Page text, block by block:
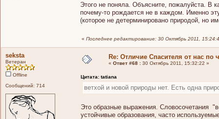
Этого не поняла. Объясните, пожалуйста. В
почему-то рождается не в каждом. Именно
(которое не детерминировано природой, но
« Последнее редактирование: 30 Октябрь 2011,
seksta
Ветеран
Offline
Сообщений: 714
Re: Отличие Спасителя от нас по
« Ответ #68 : 30 Октябрь 2011, 15:32:22 »
Цитата: tatiana
ветхой и новой природы нет. Есть одна
Это образные выражения. Словосочетания
устойчивые образования, часто